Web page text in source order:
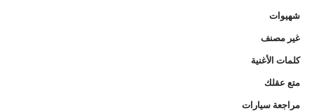
شهيوات
غير مصنف
كلمات الأغنية
متع عقلك
مراجعة سيارات